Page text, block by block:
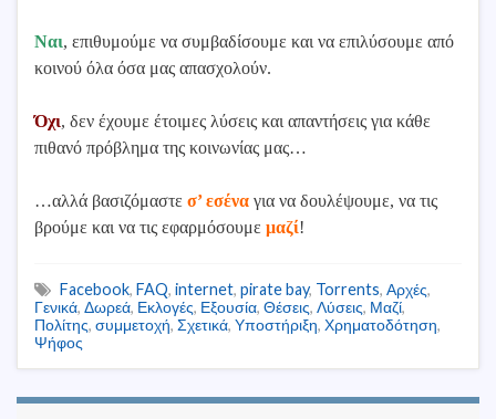
Ναι, επιθυμούμε να συμβαδίσουμε και να επιλύσουμε από
κοινού όλα όσα μας απασχολούν.
Όχι, δεν έχουμε έτοιμες λύσεις και απαντήσεις για κάθε
πιθανό πρόβλημα της κοινωνίας μας…
…αλλά βασιζόμαστε σ’ εσένα για να δουλέψουμε, να τις
βρούμε και να τις εφαρμόσουμε μαζί!
Facebook, FAQ, internet, pirate bay, Torrents, Αρχές,
Γενικά, Δωρεά, Εκλογές, Εξουσία, Θέσεις, Λύσεις, Μαζί,
Πολίτης, συμμετοχή, Σχετικά, Υποστήριξη, Χρηματοδότηση,
Ψήφος